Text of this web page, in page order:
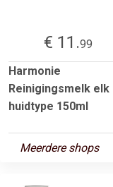
€ 11.99
Harmonie
Reinigingsmelk elk
huidtype 150ml
Meerdere shops